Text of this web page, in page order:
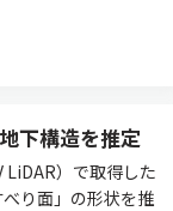
下構造を推定
LiDAR）で取得した
り面」の形状を推